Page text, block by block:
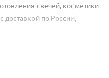
свечей, косметики
доставкой по России,